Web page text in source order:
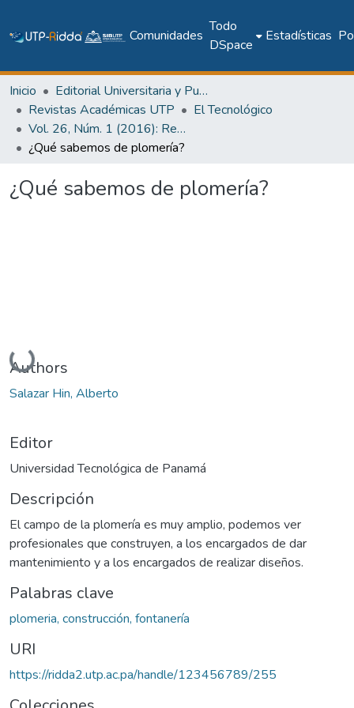
Comunidades
Todo
DSpace
Estadísticas
Inicio
Editorial Universitaria y Publicaciones Seriadas
Revistas Académicas UTP
El Tecnológico
Vol. 26, Núm. 1 (2016): Revista EL TECNOLÓGICO
¿Qué sabemos de plomería?
¿Qué sabemos de plomería?
Cargando...
Authors
Salazar Hin, Alberto
Editor
Universidad Tecnológica de Panamá
Descripción
El campo de la plomería es muy amplio, podemos ver
profesionales que construyen, a los encargados de dar
mantenimiento y a los encargados de realizar diseños.
Palabras clave
plomeria, construcción, fontanería
URI
https://ridda2.utp.ac.pa/handle/123456789/255